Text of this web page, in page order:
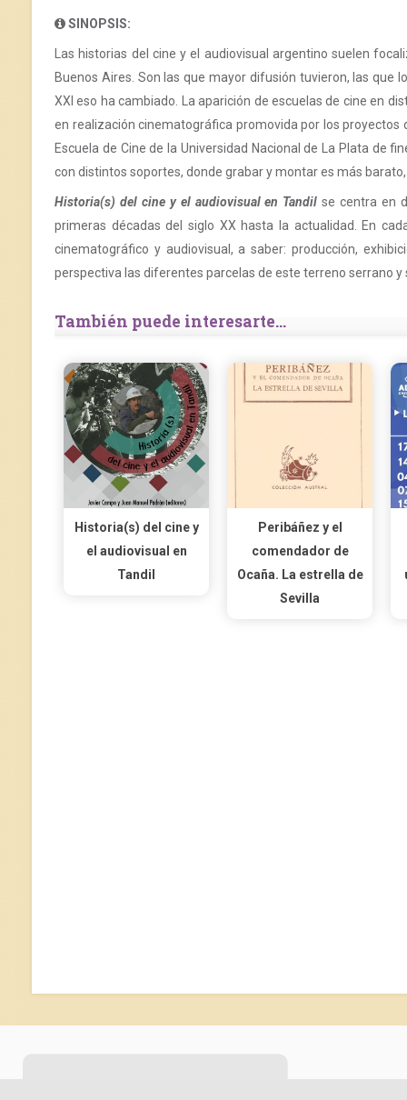
SINOPSIS:
Las historias del cine y el audiovisual argentino suelen
Buenos Aires. Son las que mayor difusión tuvieron, las que
XXI eso ha cambiado. La aparición de escuelas de cine en
en realización cinematográfica promovida por los proyectos
Escuela de Cine de la Universidad Nacional de La Plata de
con distintos soportes, donde grabar y montar es más
Historia(s) del cine y el audiovisual en Tandil se centra en
primeras décadas del siglo XX hasta la actualidad. En
cinematográfico y audiovisual, a saber: producción,
perspectiva las diferentes parcelas de este terreno serrano y
También puede interesarte...
Historia(s) del cine y
el audiovisual en
Tandil
Peribáñez y el
comendador de
Ocaña. La estrella de
Sevilla